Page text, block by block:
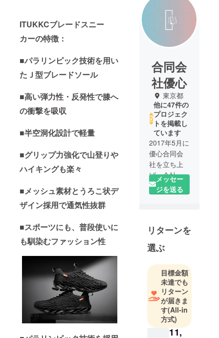
ITUKKCブレードスニー
カーの特徴：
■パラリンピック技術を用い
たＪ型ブレードソール
■高い弾力性・反発性で膝へ
の衝撃を吸収
■半空洞化設計で軽量
■グリップ力強化で山登りや
ハイキングも楽々
■メッシュ素材とうろこ状デ
ザイン採用で通気性抜群
■スポーツにも、普段使いに
も馴染むファッション性
合同会
社優心
東京都
他に47件の
プロジェク
トを掲載し
ています
2017年5月に
優心合同会
社を立ち上
げ、会社運
営サポート
や、Yahoo!
トでのネッ
運営事業に
いりまし
た。2019年7
月に開始し
たクラウド
ファンディ
ング事業に
メッセー
ジを送る
リターンを
選ぶ
目標金額
未達でも
リターン
が届きま
す(All-in
方式)
11,